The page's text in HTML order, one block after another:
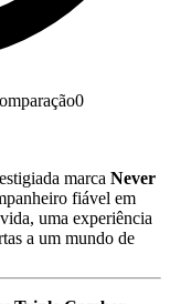
0
marca Never
fiável em
uma experiência
a um mundo de